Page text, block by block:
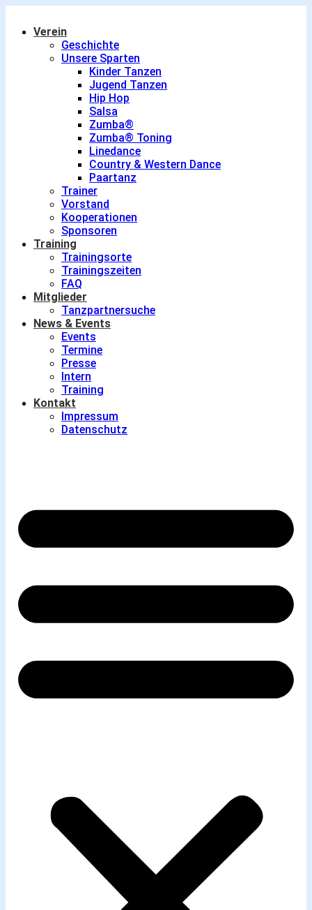
Verein
Geschichte
Unsere Sparten
Kinder Tanzen
Jugend Tanzen
Hip Hop
Salsa
Zumba®
Zumba® Toning
Linedance
Country & Western Dance
Paartanz
Trainer
Vorstand
Kooperationen
Sponsoren
Training
Trainingsorte
Trainingszeiten
FAQ
Mitglieder
Tanzpartnersuche
News & Events
Events
Termine
Presse
Intern
Training
Kontakt
Impressum
Datenschutz